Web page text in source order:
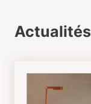
Actualités